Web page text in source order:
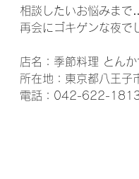
相談したいお悩みま
再会にゴキゲンな夜で
店名：季節料理 とん
所在地：東京都八王子
電話：042-622-